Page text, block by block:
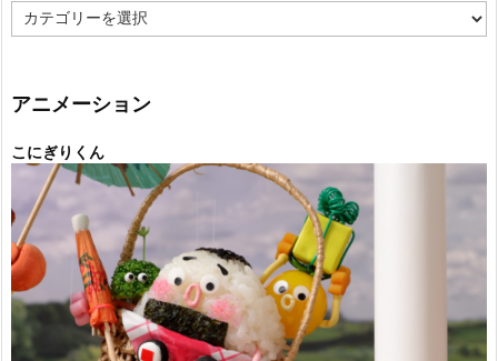
テ
ー
アニメーション
こにぎりくん